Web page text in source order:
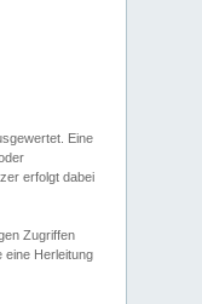
Eine
erfolgt dabei
Zugriffen
eine Herleitung